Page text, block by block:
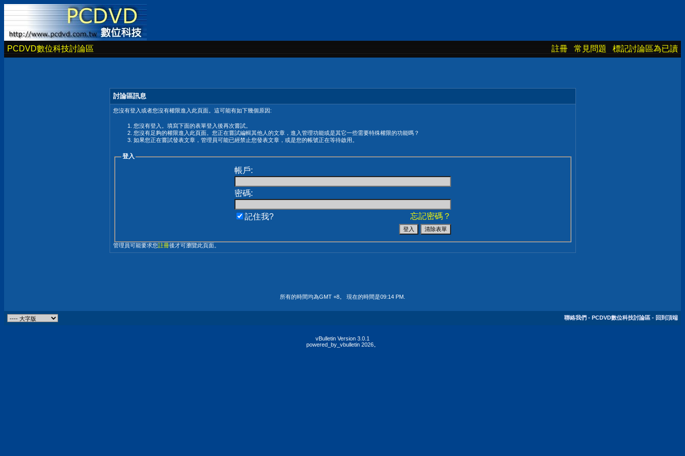
PCDVD數位科技討論區 註冊 常見問題 標記討論區為已讀
討論區訊息
您沒有登入或者您沒有權限進入此頁面。這可能有如下幾個原因:
您沒有登入。填寫下面的表單登入後再次嘗試。
您沒有足夠的權限進入此頁面。您正在嘗試編輯其他人的文章，進入管理功能或是其它一些需要特殊權限的功能嗎？
如果您正在嘗試發表文章，管理員可能已經禁止您發表文章，或是您的帳號正在等待啟用。
登入
帳戶:
密碼:
忘記密碼？
記住我?
管理員可能要求您註冊後才可瀏覽此頁面。
所有的時間均為GMT +8。 現在的時間是09:14 PM
聯絡我們 - PCDVD數位科技討論區 - 回到頂端
vBulletin Version 3.0.1
powered_by_vbulletin 2026。